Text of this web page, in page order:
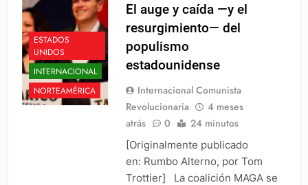
ESTADOS
UNIDOS
INTERNACIONAL
NORTEAMÉRICA
El auge y caída —y el
resurgimiento— del
populismo
estadounidense
Internacional Comunista
Revolucionaria
4 meses
atrás
0 24 minutos
[Originalmente publicado
en: Rumbo Alterno, por Tom
Trottier] La coalición MAGA se